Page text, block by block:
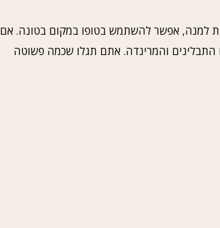
למנה, אפשר להשתמש בטופו במקום בטונה. אם
והמרינדה. אתם תגלו שכמה פשוטה